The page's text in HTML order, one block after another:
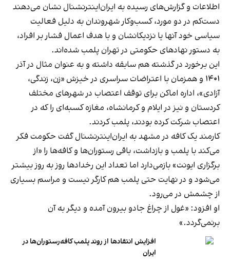
اطلاعات و گزارش‌های رسیده به ایران‌اینترنشنال نشان می‌دهند
دست‌کم در دو مورد، کسب‌وکار شهروندان به دلیل فعالیت
سیاسی خود آنها یا نزدیکانشان و با هدف اعمال فشار بر افراد،
به دستور نهادهای حکومتی در تهران پلمب شده‌اند.
این برخورد در گذشته هم سابقه داشته و به عنوان مثال در آذر
۱۴۰۱ و همزمان با اعتراضات سراسری در خیزش «زن، زندگی،
آزادی»، اداره اماکن برای توقف اعتصاب در شهرهای مختلف
کردستان و نیز در ایلام و کرمانشاه، مغازه کسبه‌ای را که در
اعتصاب شرکت کرده بودند، پلمب کردند.
کارمند یک کافه در مشهد به ایران‌اینترنشنال گفت حکومت فکر
می‌کند با پلمب و بازداشت، باقی رستوران‌ها و کافه‌ها را «از
برگزاری ایونت» بازمی‌دارد اما تعداد این رخدادها روز به روز بیشتر
می‌شود و در نهایت حتی پلمب هم کارگر نیست و مراسم بسیاری
از چشمش در می‌رود.
او افزود: «غول از چراغ جادو بیرون آمده و دیگر به آن
برنمی‎‌گردد.»
افزایش انتقادها از روند پلمب کافه‌رستوران‌ها در
ایران